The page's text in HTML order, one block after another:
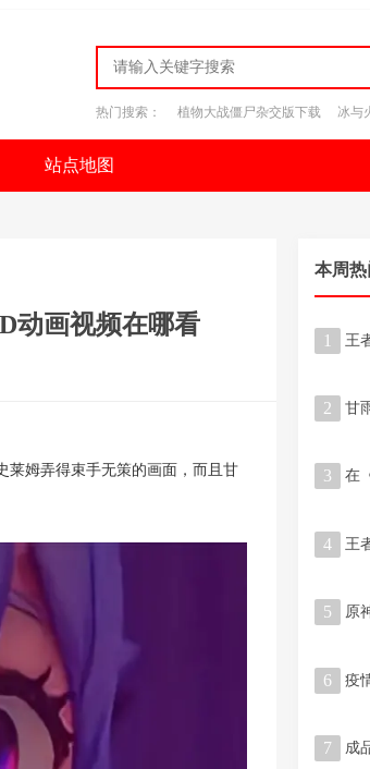
热门搜索： 植物大战僵尸杂交版下载 冰与
站点地图
动画视频在哪看
莱姆弄得束手无策的画面，而且甘
本周
1
2
3
4
5
6
7